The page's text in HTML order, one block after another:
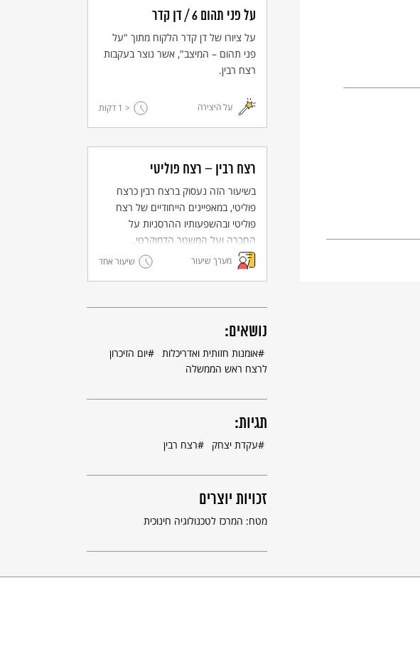
על פני תהום 6 / דן קדר
על ציורו של דן קדר הלקוח מתוך "על
פני תהום – המיצב", אשר נוצר בעקבות
רצח רבין.
על היצירה < 1 דקות
רצח רבין – רצח פוליטי
בשיעור הזה נעסוק ברצח רבין כרצח
פוליטי, במאפיינים הייחודיים של רצח
פוליטי ובהשפעותיו ההרסניות על
החברה ועל המשטר הדמוקרטי.
מערך שיעור שיעור אחד
נושאים:
אומנות חזותית ואדריכלות
יום הזיכרון
לרצח ראש הממשלה
תגיות:
עקדת יצחק רצח רבין
זכויות יוצרים
מטח: המרכז לטכנולוגיה חינוכית